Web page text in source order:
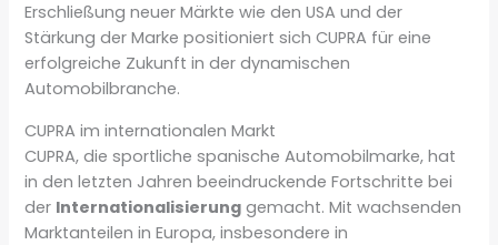
Erschließung neuer Märkte wie den USA und der
Stärkung der Marke positioniert sich CUPRA für eine
erfolgreiche Zukunft in der dynamischen
Automobilbranche.
CUPRA im internationalen Markt
CUPRA, die sportliche spanische Automobilmarke, hat
in den letzten Jahren beeindruckende Fortschritte bei
der Internationalisierung gemacht. Mit wachsenden
Marktanteilen in Europa, insbesondere in